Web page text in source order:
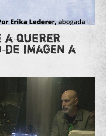
a querer
imagen a